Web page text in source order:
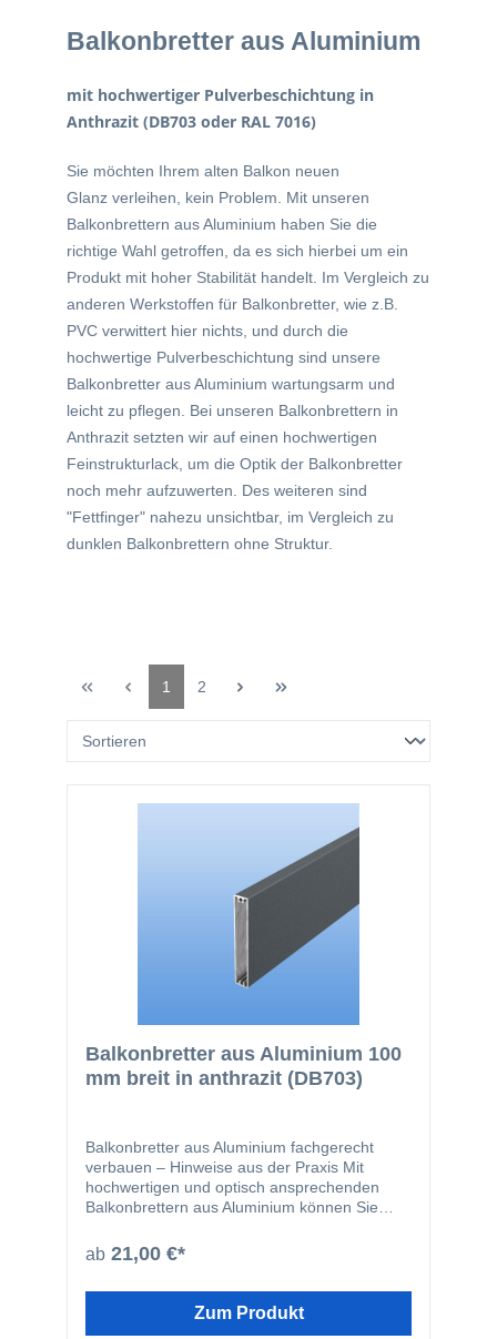
Balkonbretter aus Aluminium
mit hochwertiger Pulverbeschichtung in
Anthrazit (DB703 oder RAL 7016)
Sie möchten Ihrem alten Balkon neuen
Glanz verleihen, kein Problem. Mit unseren
Balkonbrettern aus Aluminium haben Sie die
richtige Wahl getroffen, da es sich hierbei um ein
Produkt mit hoher Stabilität handelt. Im Vergleich zu
anderen Werkstoffen für Balkonbretter, wie z.B.
PVC verwittert hier nichts, und durch die
hochwertige Pulverbeschichtung sind unsere
Balkonbretter aus Aluminium wartungsarm und
leicht zu pflegen. Bei unseren Balkonbrettern in
Anthrazit setzten wir auf einen hochwertigen
Feinstrukturlack, um die Optik der Balkonbretter
noch mehr aufzuwerten. Des weiteren sind
"Fettfinger" nahezu unsichtbar, im Vergleich zu
dunklen Balkonbrettern ohne Struktur.
1 2
Balkonbretter aus Aluminium 100
mm breit in anthrazit (DB703)
Balkonbretter aus Aluminium fachgerecht
verbauen – Hinweise aus der Praxis Mit
hochwertigen und optisch ansprechenden
Balkonbrettern aus Aluminium können Sie
Vor allem Balkonbretter aus Aluminium sind
robust, wartungsfrei, witterungsbeständig,
eine qualitativ hochwertige
ab 21,00 €*
Zum Produkt